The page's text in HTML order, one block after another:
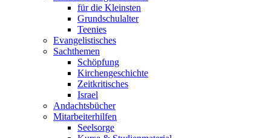
für die Kleinsten
Grundschulalter
Teenies
Evangelistisches
Sachthemen
Schöpfung
Kirchengeschichte
Zeitkritisches
Israel
Andachtsbücher
Mitarbeiterhilfen
Seelsorge